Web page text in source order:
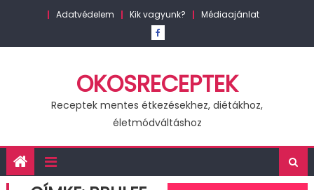
Adatvédelem Kik vagyunk? Médiaajánlat
OKOSRECEPTEK
Receptek mentes étkezésekhez, diétákhoz,
életmódváltáshoz